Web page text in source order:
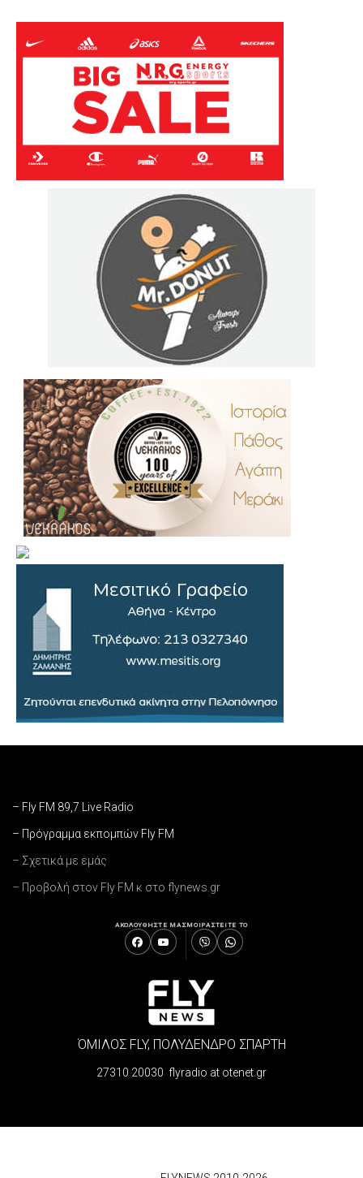
– Fly FM 89,7 Live Radio
– Πρόγραμμα εκπομπών Fly FM
– Σχετικά με εμάς
– Προβολή στον Fly FM κ στο flynews.gr
ΑΚΟΛΟΥΘΗΣΤΕ ΜΑΣΜΟΙΡΑΣΤΕΙΤΕ ΤΟ
ΌΜΙΛΟΣ FLY, ΠΟΛΥΔΕΝΔΡΟ ΣΠΑΡΤΗ
27310 20030 flyradio at otenet.gr